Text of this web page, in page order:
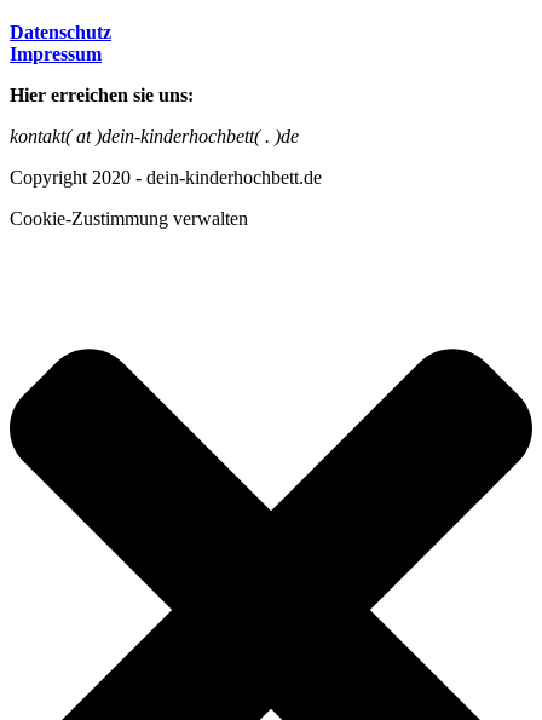
Datenschutz
Impressum
Hier erreichen sie uns:
kontakt( at )dein-kinderhochbett( . )de
Copyright 2020 - dein-kinderhochbett.de
Cookie-Zustimmung verwalten